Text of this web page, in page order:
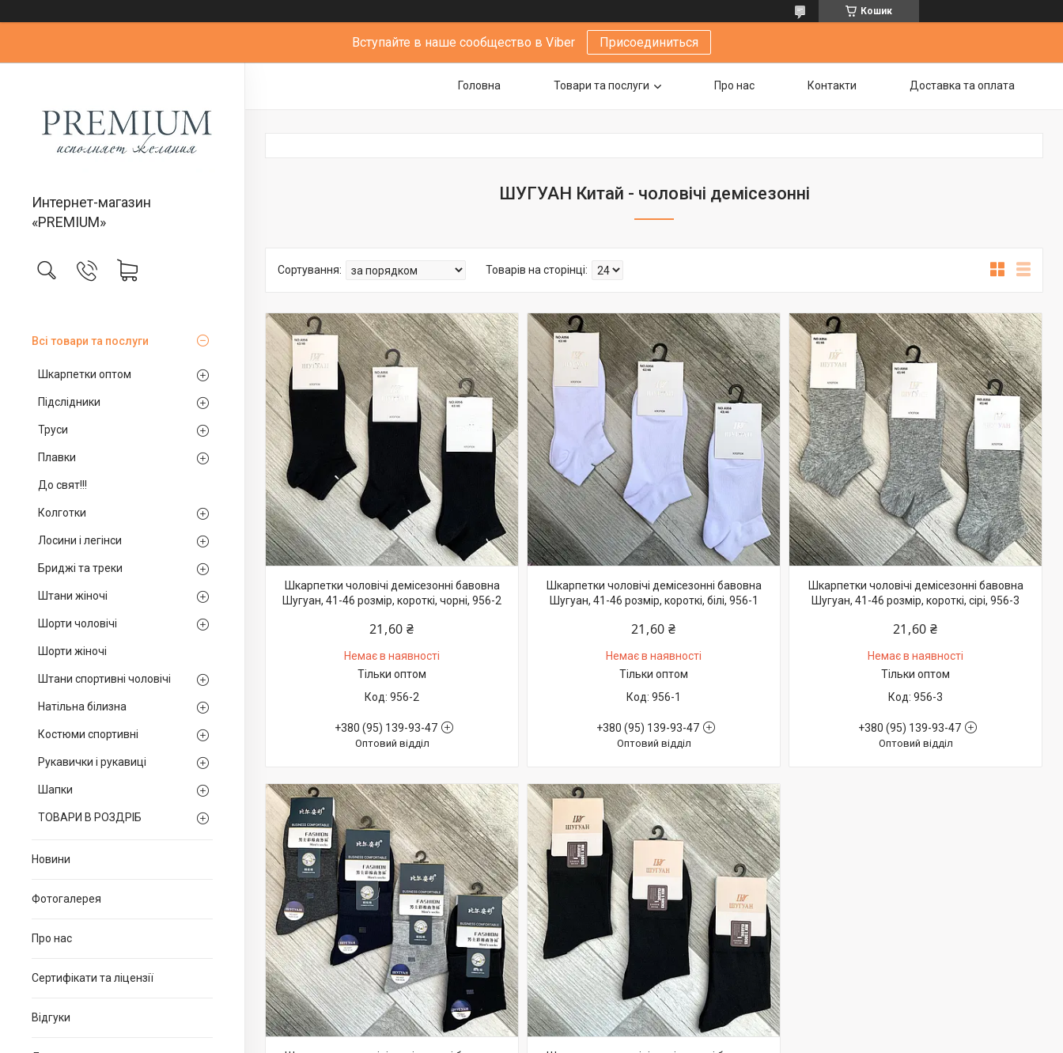
Кошик
Вступайте в наше сообщество в Viber Присоединиться
Интернет-магазин
«PREMIUM»
Всі товари та послуги
Шкарпетки оптом
Підслідники
Труси
Плавки
До свят!!!
Колготки
Лосини і легінси
Бриджі та треки
Штани жіночі
Шорти чоловічі
Шорти жіночі
Штани спортивні чоловічі
Натільна білизна
Костюми спортивні
Рукавички і рукавиці
Шапки
ТОВАРИ В РОЗДРІБ
Новини
Фотогалерея
Про нас
Сертифікати та ліцензії
Відгуки
Головна Товари та послуги Про нас Контакти Доставка та оплата
ШУГУАН Китай - чоловічі демісезонні
Шкарпетки чоловічі демісезонні бавовна
Шугуан, 41-46 розмір, короткі, чорні, 956-2
21,60 ₴
Немає в наявності
Тільки оптом
956-2
+380 (95) 139-93-47
Оптовий відділ
Шкарпетки чоловічі демісезонні бавовна
Шугуан, 41-46 розмір, короткі, білі, 956-1
21,60 ₴
Немає в наявності
Тільки оптом
956-1
+380 (95) 139-93-47
Оптовий відділ
Шкарпетки чоловічі демісезонні бавовна
Шугуан, 41-46 розмір, короткі, сірі, 956-3
21,60 ₴
Немає в наявності
Тільки оптом
956-3
+380 (95) 139-93-47
Оптовий відділ